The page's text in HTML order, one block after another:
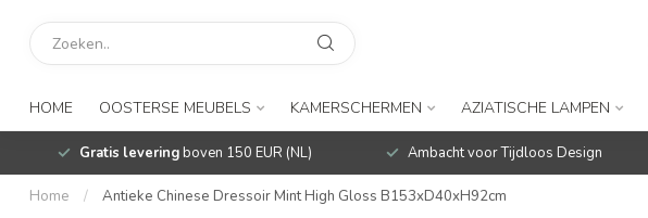
HOME OOSTERSE MEUBELS KAMERSCHERMEN AZIATISCHE LAMPEN
Gratis leveringboven 150 EUR (NL) Ambacht voor Tijdloos Design
Home / Antieke Chinese Dressoir Mint High Gloss B153xD40xH92cm